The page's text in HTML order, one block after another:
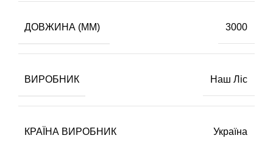
ДОВЖИНА (ММ) 3000
ВИРОБНИК Наш Ліс
КРАЇНА ВИРОБНИК Україна